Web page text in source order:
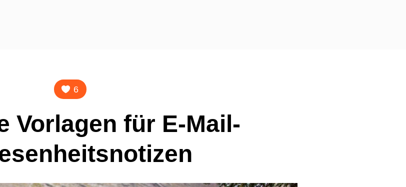
6
Vorlagen für E-Mail-